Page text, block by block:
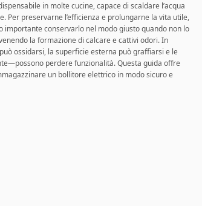
in molte cucine, capace di scaldare l’acqua
Per preservarne l’efficienza e prolungarne la vita utile,
conservarlo nel modo giusto quando non lo
la formazione di calcare e cattivi odori. In
ossidarsi, la superficie esterna può graffiarsi e le
perdere funzionalità. Questa guida offre
un bollitore elettrico in modo sicuro e